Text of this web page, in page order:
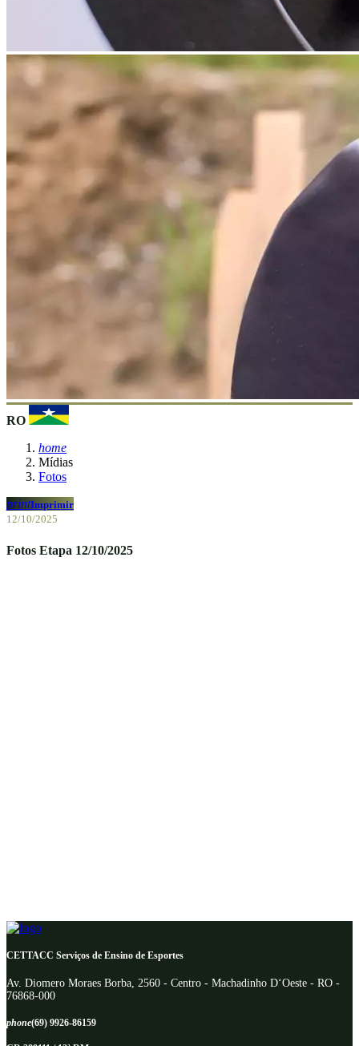
RO
home
Mídias
Fotos
printImprimir
12/10/2025
Fotos Etapa 12/10/2025
CETTACC Serviços de Ensino de Esportes
Av. Diomero Moraes Borba, 2560 - Centro - Machadinho D‘Oeste - RO -
76868-000
phone(69) 9926-86159